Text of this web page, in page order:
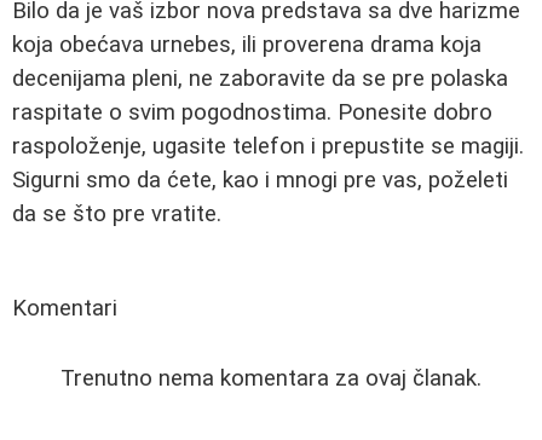
Bilo da je vaš izbor nova predstava sa dve harizme
koja obećava urnebes, ili proverena drama koja
decenijama pleni, ne zaboravite da se pre polaska
raspitate o svim pogodnostima. Ponesite dobro
raspoloženje, ugasite telefon i prepustite se magiji.
Sigurni smo da ćete, kao i mnogi pre vas, poželeti
da se što pre vratite.
Komentari
Trenutno nema komentara za ovaj članak.